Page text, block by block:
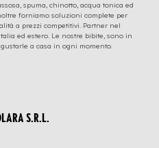
spuma, chinotto, acqua tonica ed
forniamo soluzioni complete per
a prezzi competitivi. Partner nel
ed estero. Le nostre bibite, sono in
a casa in ogni momento.
S.R.L.